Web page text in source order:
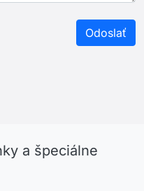
a špeciálne